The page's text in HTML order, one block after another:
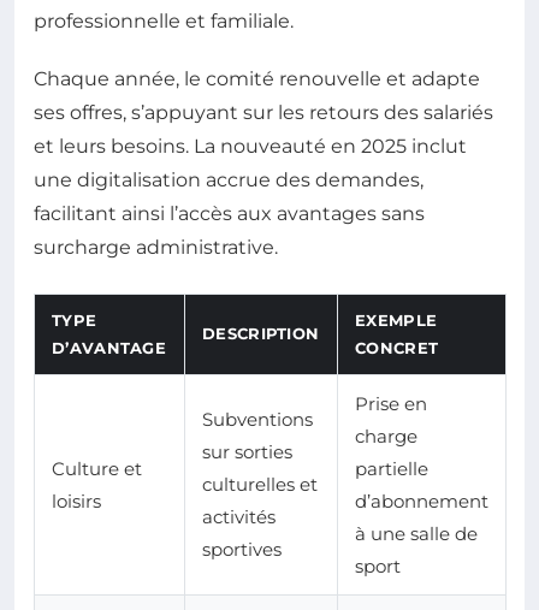
professionnelle et familiale.
Chaque année, le comité renouvelle et adapte
ses offres, s’appuyant sur les retours des salariés
et leurs besoins. La nouveauté en 2025 inclut
une digitalisation accrue des demandes,
facilitant ainsi l’accès aux avantages sans
surcharge administrative.
TYPE
D’AVANTAGE
DESCRIPTION
EXEMPLE
CONCRET
Culture et
loisirs
Subventions
sur sorties
culturelles et
activités
sportives
Prise en
charge
partielle
d’abonnement
à une salle de
sport